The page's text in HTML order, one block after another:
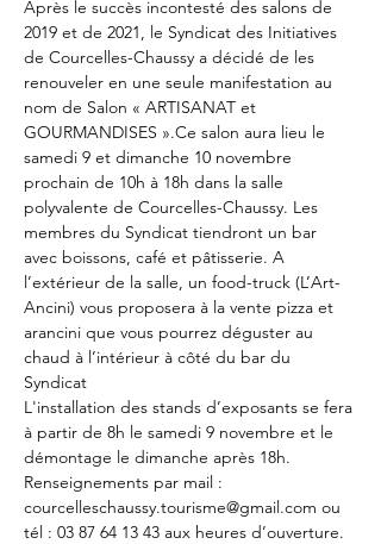
Après le succès incontesté des salons de
2019 et de 2021, le Syndicat des Initiatives
de Courcelles-Chaussy a décidé de les
renouveler en une seule manifestation au
nom de Salon « ARTISANAT et
GOURMANDISES ».Ce salon aura lieu le
samedi 9 et dimanche 10 novembre
prochain de 10h à 18h dans la salle
polyvalente de Courcelles-Chaussy. Les
membres du Syndicat tiendront un bar
avec boissons, café et pâtisserie. A
l’extérieur de la salle, un food-truck (L’Art-
Ancini) vous proposera à la vente pizza et
arancini que vous pourrez déguster au
chaud à l’intérieur à côté du bar du
Syndicat
L'installation des stands d’exposants se fera
à partir de 8h le samedi 9 novembre et le
démontage le dimanche après 18h.
Renseignements par mail :
courcelleschaussy.tourisme@gmail.com ou
tél : 03 87 64 13 43 aux heures d’ouverture.